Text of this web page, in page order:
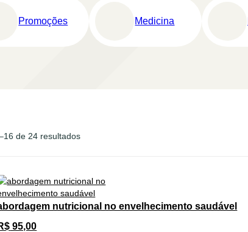
Promoções Medicina
de 24 resultados
nutricional no envelhecimento saudável
95,00